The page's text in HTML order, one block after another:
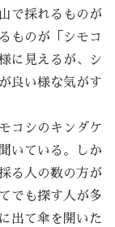
で採れるものが
ものが「シモコ
に見えるが、シ
良い様な気がす
コシのキンダケ
いている。しか
る人の数の方が
でも探す人が多
出て傘を開いた